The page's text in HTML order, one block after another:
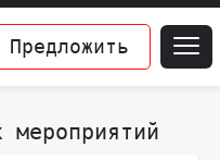
Предложить
мероприятий